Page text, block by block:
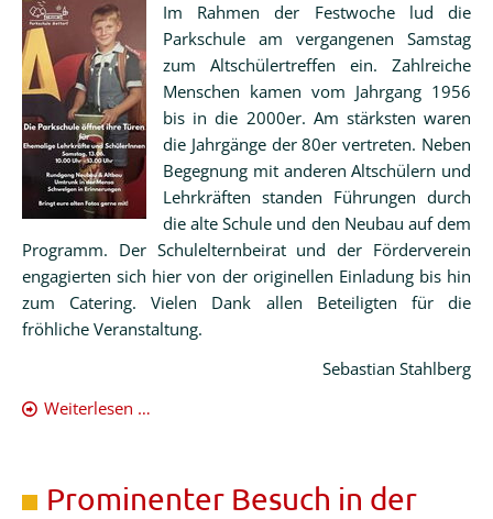
OGA
-
Alltag
Kontakt
&
Öffnungszeiten
Im Rahmen der Festwoche lud die
Parkschule am vergangenen Samstag
zum Altschülertreffen ein. Zahlreiche
Menschen kamen vom Jahrgang 1956
bis in die 2000er. Am stärksten waren
die Jahrgänge der 80er vertreten. Neben
Begegnung mit anderen Altschülern und
Lehrkräften standen Führungen durch
die alte Schule und den Neubau auf dem
Programm. Der Schulelternbeirat und der Förderverein
engagierten sich hier von der originellen Einladung bis hin
zum Catering. Vielen Dank allen Beteiligten für die
fröhliche Veranstaltung.
Sebastian Stahlberg
Weiterlesen …
Gettorf
Prominenter Besuch in der